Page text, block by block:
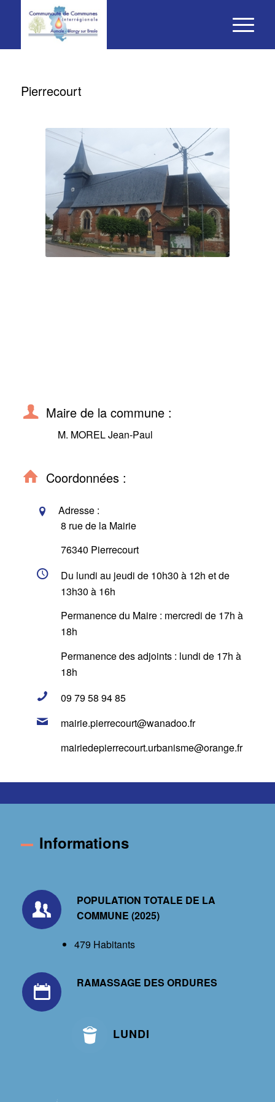
Pierrecourt
Maire de la commune :
M. MOREL Jean-Paul
Coordonnées :
Adresse :
8 rue de la Mairie
76340 Pierrecourt
Du lundi au jeudi de 10h30 à 12h et de
13h30 à 16h
Permanence du Maire : mercredi de 17h à
18h
Permanence des adjoints : lundi de 17h à
18h
09 79 58 94 85
mairie.pierrecourt@wanadoo.fr
mairiedepierrecourt.urbanisme@orange.fr
Informations
POPULATION TOTALE DE LA
COMMUNE (2025)
479 Habitants
RAMASSAGE DES ORDURES
LUNDI